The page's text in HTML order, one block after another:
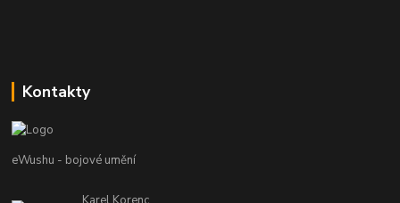
Kontakty
eWushu - bojové umění